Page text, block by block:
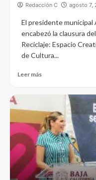
Redacción C agosto 7,
El presidente
encabezó la clausura
Reciclaje: Espacio
de Cultura...
Leer más